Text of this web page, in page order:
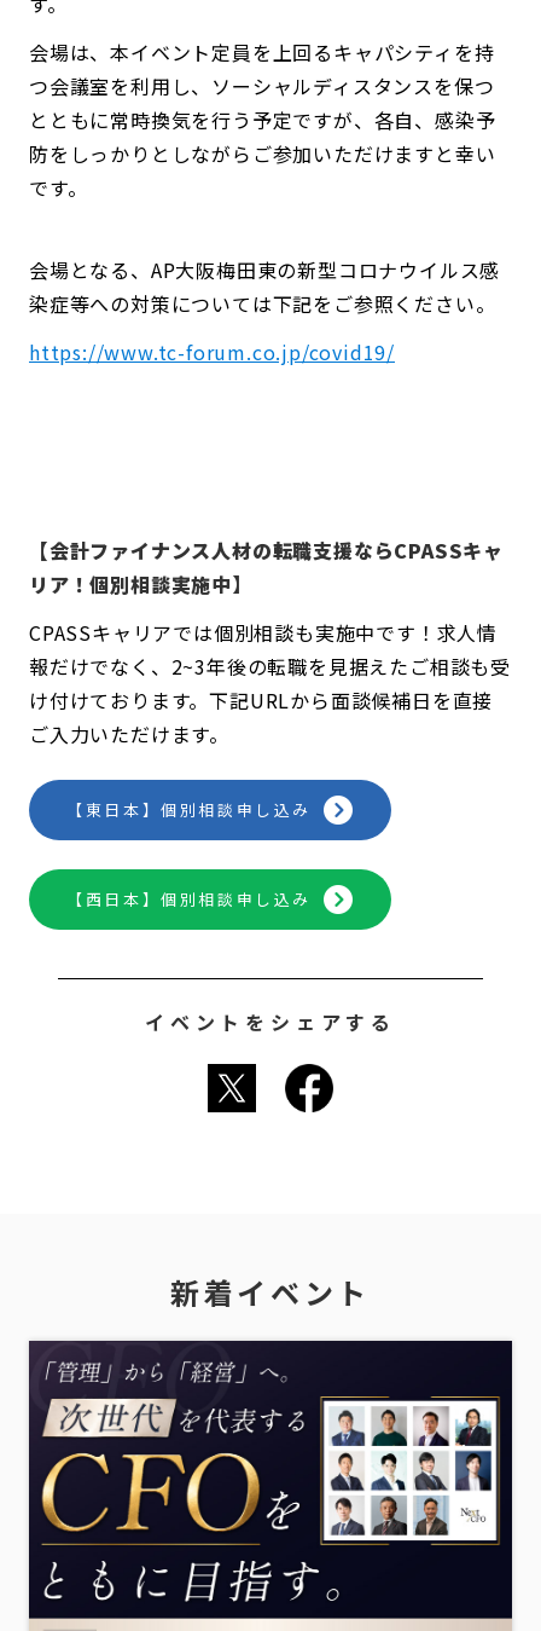
会場は、本イベント定員を上回るキャパシティを持
つ会議室を利用し、ソーシャルディスタンスを保つ
とともに常時換気を行う予定ですが、各自、感染予
防をしっかりとしながらご参加いただけますと幸い
です。
会場となる、AP大阪梅田東の新型コロナウイルス感
染症等への対策については下記をご参照ください。
https://www.tc-forum.co.jp/covid19/
【会計ファイナンス人材の転職支援ならCPASSキャ
リア！個別相談実施中】
CPASSキャリアでは個別相談も実施中です！求人情
報だけでなく、2~3年後の転職を見据えたご相談も受
け付けております。下記URLから面談候補日を直接
ご入力いただけます。
【東日本】個別相談申し込み
【西日本】個別相談申し込み
イベントをシェアする
新着イベント